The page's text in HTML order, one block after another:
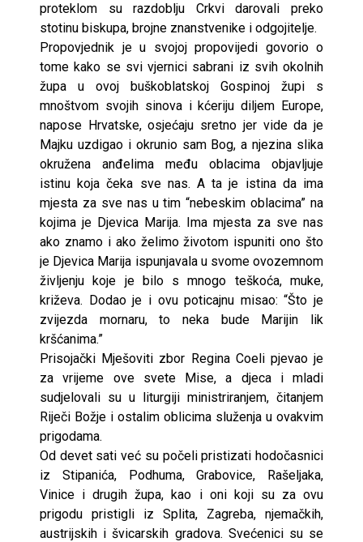
proteklom su razdoblju Crkvi darovali preko
stotinu biskupa, brojne znanstvenike i odgojitelje.
Propovjednik je u svojoj propovijedi govorio o
tome kako se svi vjernici sabrani iz svih okolnih
župa u ovoj buškoblatskoj Gospinoj župi s
mnoštvom svojih sinova i kćeriju diljem Europe,
napose Hrvatske, osjećaju sretno jer vide da je
Majku uzdigao i okrunio sam Bog, a njezina slika
okružena anđelima među oblacima objavljuje
istinu koja čeka sve nas. A ta je istina da ima
mjesta za sve nas u tim “nebeskim oblacima” na
kojima je Djevica Marija. Ima mjesta za sve nas
ako znamo i ako želimo životom ispuniti ono što
je Djevica Marija ispunjavala u svome ovozemnom
življenju koje je bilo s mnogo teškoća, muke,
križeva. Dodao je i ovu poticajnu misao: “Što je
zvijezda mornaru, to neka bude Marijin lik
kršćanima.”
Prisojački Mješoviti zbor Regina Coeli pjevao je
za vrijeme ove svete Mise, a djeca i mladi
sudjelovali su u liturgiji ministriranjem, čitanjem
Riječi Božje i ostalim oblicima služenja u ovakvim
prigodama.
Od devet sati već su počeli pristizati hodočasnici
iz Stipanića, Podhuma, Grabovice, Rašeljaka,
Vinice i drugih župa, kao i oni koji su za ovu
prigodu pristigli iz Splita, Zagreba, njemačkih,
austrijskih i švicarskih gradova. Svećenici su se